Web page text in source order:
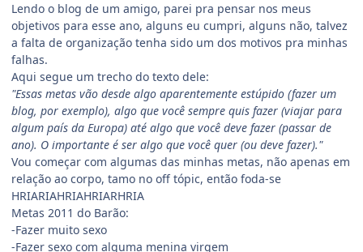
Lendo o blog de um amigo, parei pra pensar nos meus
objetivos para esse ano, alguns eu cumpri, alguns não, talvez
a falta de organização tenha sido um dos motivos pra minhas
falhas.
Aqui segue um trecho do texto dele:
"Essas metas vão desde algo aparentemente estúpido (fazer um
blog, por exemplo), algo que você sempre quis fazer (viajar para
algum país da Europa) até algo que você deve fazer (passar de
ano). O importante é ser algo que você quer (ou deve fazer)."
Vou começar com algumas das minhas metas, não apenas em
relação ao corpo, tamo no off tópic, então foda-se
HRIARIAHRIAHRIARHRIA
Metas 2011 do Barão:
-Fazer muito sexo
-Fazer sexo com alguma menina virgem